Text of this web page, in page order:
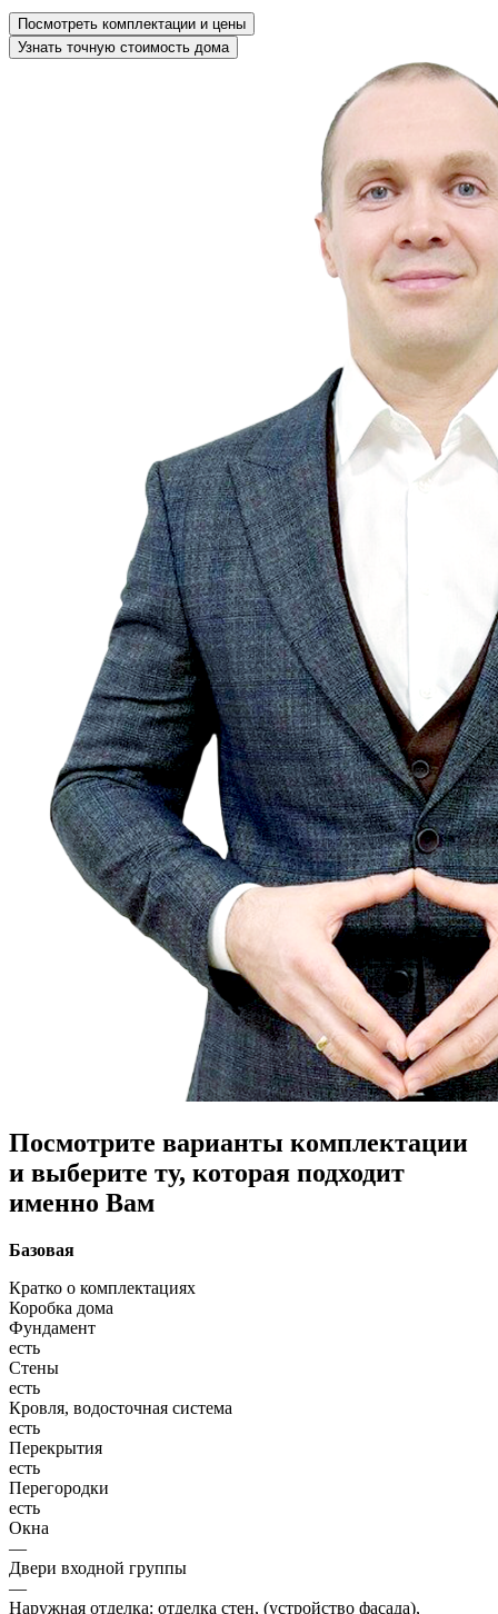
Посмотреть комплектации и цены
Узнать точную стоимость дома
Посмотрите варианты комплектации
и выберите ту, которая подходит
именно Вам
Базовая
Кратко о комплектациях
Коробка дома
Фундамент
есть
Стены
есть
Кровля, водосточная система
есть
Перекрытия
есть
Перегородки
есть
Окна
—
Двери входной группы
—
Наружная отделка: отделка стен, (устройство фасада),